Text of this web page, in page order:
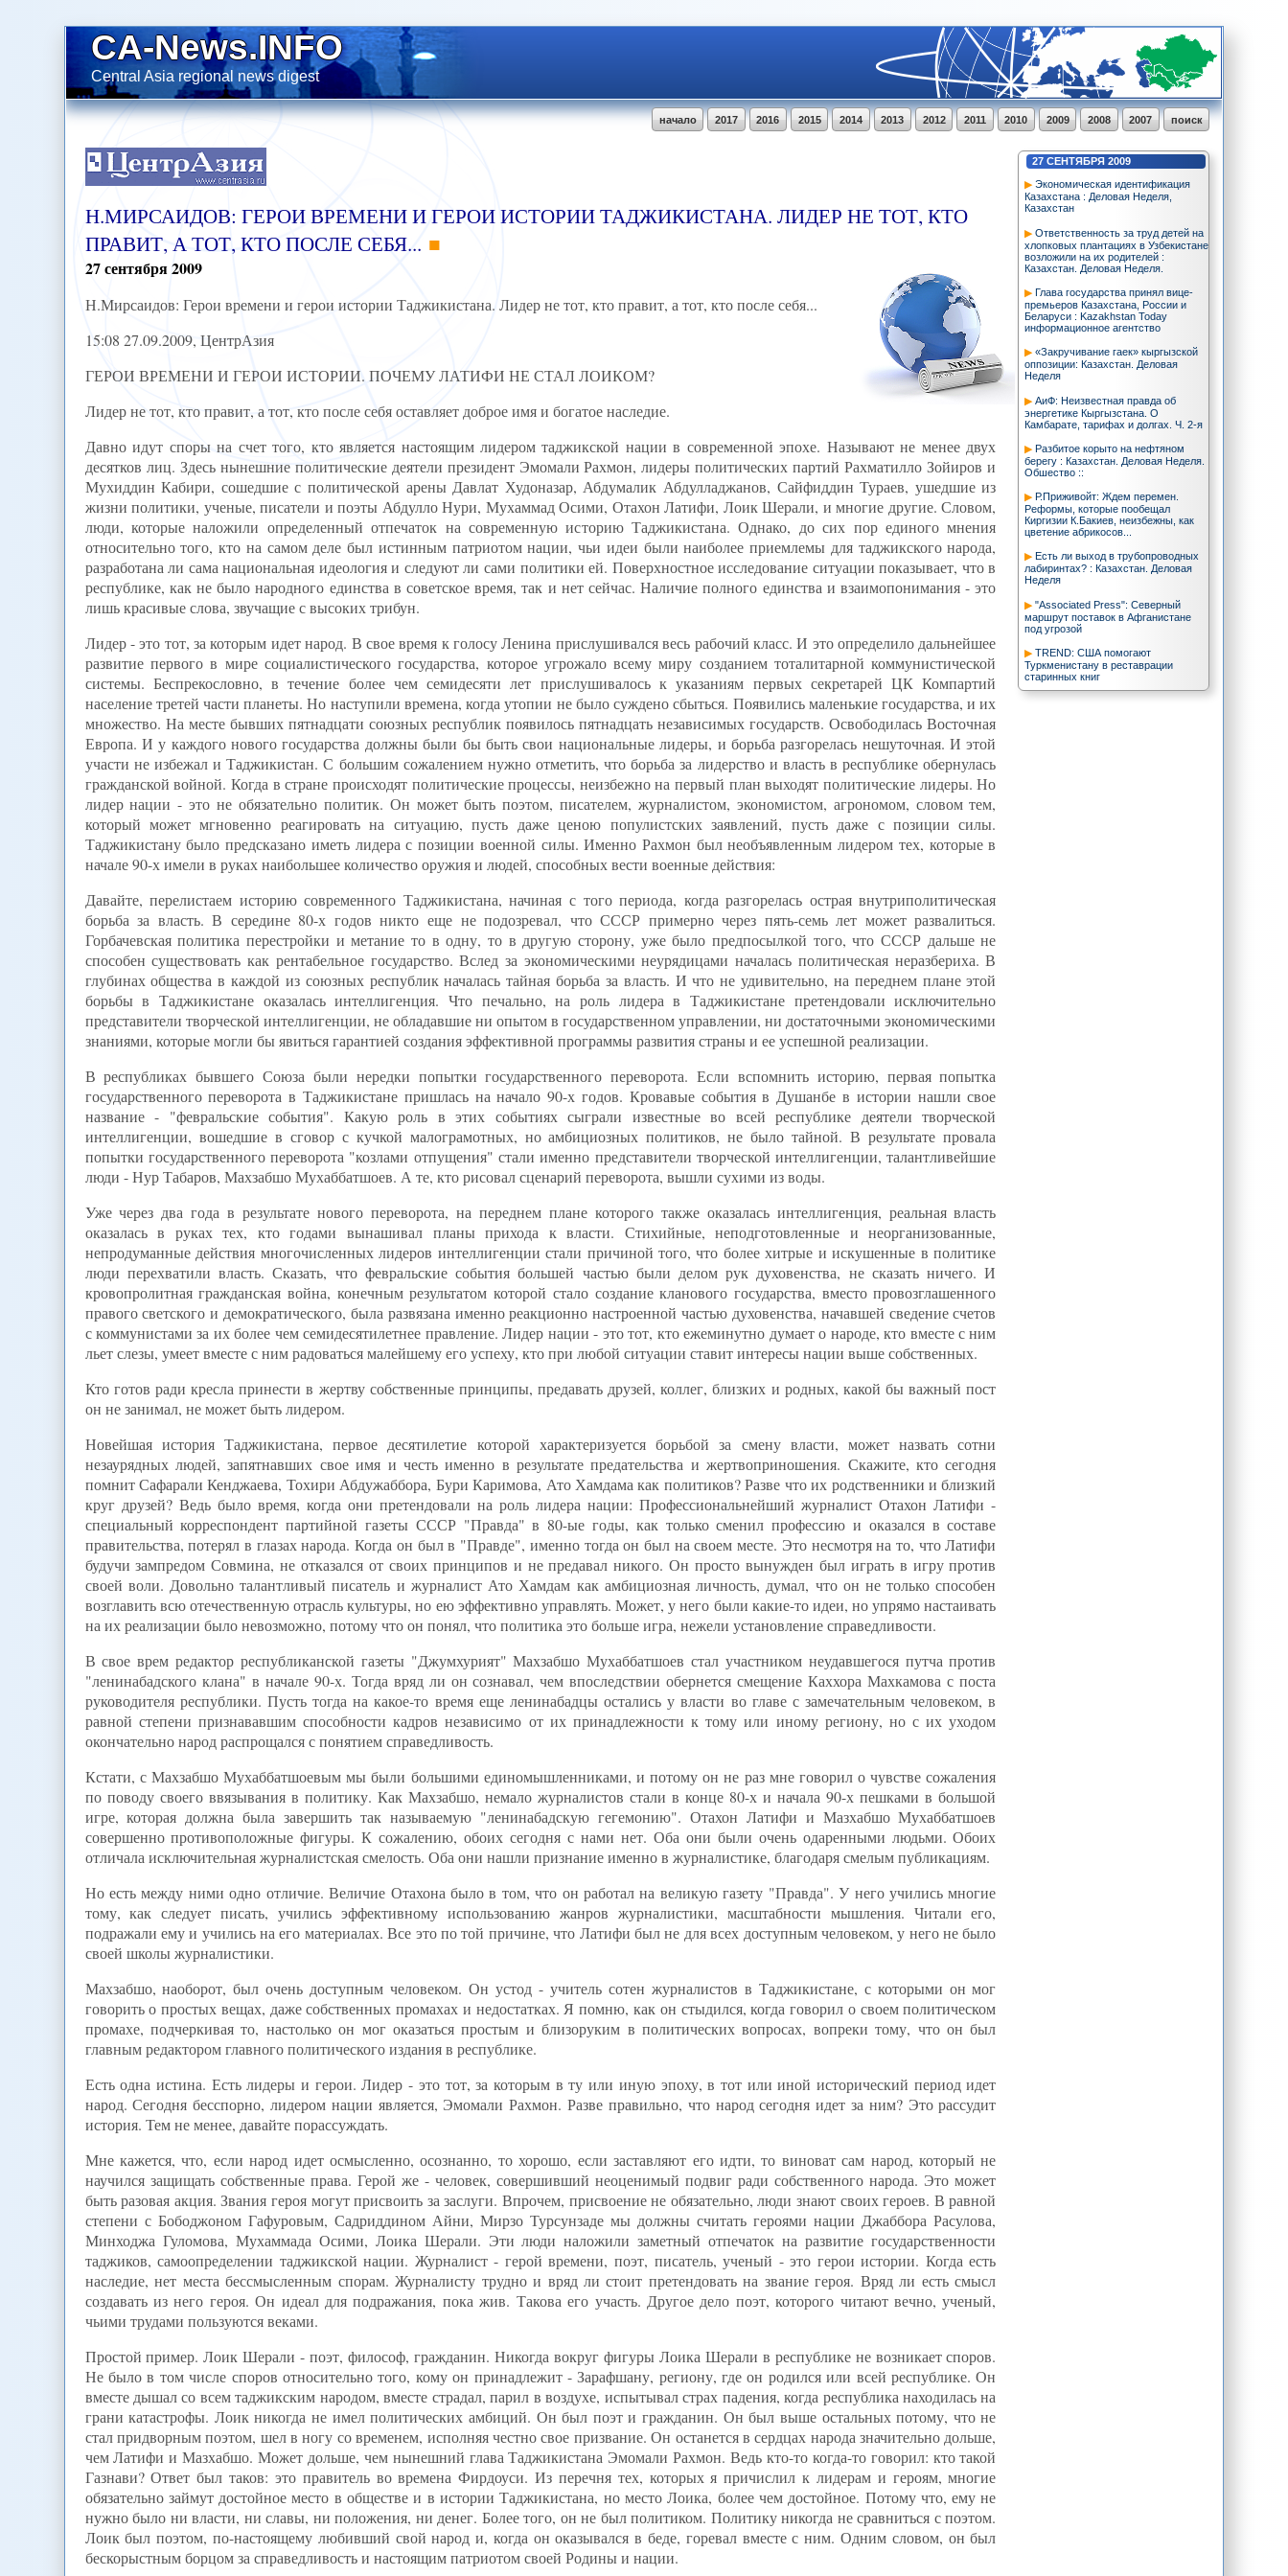
CA-News.INFO
Central Asia regional news digest
поиск
2007
2008
2009
2010
2011
2012
2013
2014
2015
2016
2017
начало
27 СЕНТЯБРЯ 2009
Экономическая идентификация
Казахстана : Деловая Неделя,
Казахстан
Ответственность за труд детей на
хлопковых плантациях в Узбекистане
возложили на их родителей :
Казахстан. Деловая Неделя.
Глава государства принял вице-
премьеров Казахстана, России и
Беларуси : Kazakhstan Today
информационное агентство
«Закручивание гаек» кыргызской
оппозиции: Казахстан. Деловая
Неделя
АиФ: Неизвестная правда об
энергетике Кыргызстана. О
Камбарате, тарифах и долгах. Ч. 2-я
Разбитое корыто на нефтяном
берегу : Казахстан. Деловая Неделя.
Обшество ::
Р.Приживойт: Ждем перемен.
Реформы, которые пообещал
Киргизии К.Бакиев, неизбежны, как
цветение абрикосов...
Есть ли выход в трубопроводных
лабиринтах? : Казахстан. Деловая
Неделя
"Associated Press": Северный
маршрут поставок в Афганистане
под угрозой
TREND: США помогают
Туркменистану в реставрации
старинных книг
Н.МИРСАИДОВ: ГЕРОИ ВРЕМЕНИ И ГЕРОИ ИСТОРИИ ТАДЖИКИСТАНА. ЛИДЕР НЕ ТОТ, КТО
ПРАВИТ, А ТОТ, КТО ПОСЛЕ СЕБЯ...
27сентября2009
Н.Мирсаидов: Герои времени и герои истории Таджикистана. Лидер не тот, кто правит, а тот, кто после себя...
15:08 27.09.2009, ЦентрАзия
ГЕРОИ ВРЕМЕНИ И ГЕРОИ ИСТОРИИ. ПОЧЕМУ ЛАТИФИ НЕ СТАЛ ЛОИКОМ?
Лидер не тот, кто правит, а тот, кто после себя оставляет доброе имя и богатое наследие.
Давно идут споры на счет того, кто является настоящим лидером таджикской нации в современной эпохе. Называют не менее двух
десятков лиц. Здесь нынешние политические деятели президент Эмомали Рахмон, лидеры политических партий Рахматилло Зойиров и
Мухиддин Кабири, сошедшие с политической арены Давлат Худоназар, Абдумалик Абдулладжанов, Сайфиддин Тураев, ушедшие из
жизни политики, ученые, писатели и поэты Абдулло Нури, Мухаммад Осими, Отахон Латифи, Лоик Шерали, и многие другие. Словом,
люди, которые наложили определенный отпечаток на современную историю Таджикистана. Однако, до сих пор единого мнения
относительно того, кто на самом деле был истинным патриотом нации, чьи идеи были наиболее приемлемы для таджикского народа,
разработана ли сама национальная идеология и следуют ли сами политики ей. Поверхностное исследование ситуации показывает, что в
республике, как не было народного единства в советское время, так и нет сейчас. Наличие полного единства и взаимопонимания - это
лишь красивые слова, звучащие с высоких трибун.
Лидер - это тот, за которым идет народ. В свое время к голосу Ленина прислушивался весь рабочий класс. И это определило дальнейшее
развитие первого в мире социалистического государства, которое угрожало всему миру созданием тоталитарной коммунистической
системы. Беспрекословно, в течение более чем семидесяти лет прислушивалось к указаниям первых секретарей ЦК Компартий
население третей части планеты. Но наступили времена, когда утопии не было суждено сбыться. Появились маленькие государства, и их
множество. На месте бывших пятнадцати союзных республик появилось пятнадцать независимых государств. Освободилась Восточная
Европа. И у каждого нового государства должны были бы быть свои национальные лидеры, и борьба разгорелась нешуточная. И этой
участи не избежал и Таджикистан. С большим сожалением нужно отметить, что борьба за лидерство и власть в республике обернулась
гражданской войной. Когда в стране происходят политические процессы, неизбежно на первый план выходят политические лидеры. Но
лидер нации - это не обязательно политик. Он может быть поэтом, писателем, журналистом, экономистом, агрономом, словом тем,
который может мгновенно реагировать на ситуацию, пусть даже ценою популистских заявлений, пусть даже с позиции силы.
Таджикистану было предсказано иметь лидера с позиции военной силы. Именно Рахмон был необъявленным лидером тех, которые в
начале 90-х имели в руках наибольшее количество оружия и людей, способных вести военные действия:
Давайте, перелистаем историю современного Таджикистана, начиная с того периода, когда разгорелась острая внутриполитическая
борьба за власть. В середине 80-х годов никто еще не подозревал, что СССР примерно через пять-семь лет может развалиться.
Горбачевская политика перестройки и метание то в одну, то в другую сторону, уже было предпосылкой того, что СССР дальше не
способен существовать как рентабельное государство. Вслед за экономическими неурядицами началась политическая неразбериха. В
глубинах общества в каждой из союзных республик началась тайная борьба за власть. И что не удивительно, на переднем плане этой
борьбы в Таджикистане оказалась интеллигенция. Что печально, на роль лидера в Таджикистане претендовали исключительно
представители творческой интеллигенции, не обладавшие ни опытом в государственном управлении, ни достаточными экономическими
знаниями, которые могли бы явиться гарантией создания эффективной программы развития страны и ее успешной реализации.
В республиках бывшего Союза были нередки попытки государственного переворота. Если вспомнить историю, первая попытка
государственного переворота в Таджикистане пришлась на начало 90-х годов. Кровавые события в Душанбе в истории нашли свое
название - "февральские события". Какую роль в этих событиях сыграли известные во всей республике деятели творческой
интеллигенции, вошедшие в сговор с кучкой малограмотных, но амбициозных политиков, не было тайной. В результате провала
попытки государственного переворота "козлами отпущения" стали именно представители творческой интеллигенции, талантливейшие
люди - Нур Табаров, Махзабшо Мухаббатшоев. А те, кто рисовал сценарий переворота, вышли сухими из воды.
Уже через два года в результате нового переворота, на переднем плане которого также оказалась интеллигенция, реальная власть
оказалась в руках тех, кто годами вынашивал планы прихода к власти. Стихийные, неподготовленные и неорганизованные,
непродуманные действия многочисленных лидеров интеллигенции стали причиной того, что более хитрые и искушенные в политике
люди перехватили власть. Сказать, что февральские события большей частью были делом рук духовенства, не сказать ничего. И
кровопролитная гражданская война, конечным результатом которой стало создание кланового государства, вместо провозглашенного
правого светского и демократического, была развязана именно реакционно настроенной частью духовенства, начавшей сведение счетов
с коммунистами за их более чем семидесятилетнее правление. Лидер нации - это тот, кто ежеминутно думает о народе, кто вместе с ним
льет слезы, умеет вместе с ним радоваться малейшему его успеху, кто при любой ситуации ставит интересы нации выше собственных.
Кто готов ради кресла принести в жертву собственные принципы, предавать друзей, коллег, близких и родных, какой бы важный пост
он не занимал, не может быть лидером.
Новейшая история Таджикистана, первое десятилетие которой характеризуется борьбой за смену власти, может назвать сотни
незаурядных людей, запятнавших свое имя и честь именно в результате предательства и жертвоприношения. Скажите, кто сегодня
помнит Сафарали Кенджаева, Тохири Абдужаббора, Бури Каримова, Ато Хамдама как политиков? Разве что их родственники и близкий
круг друзей? Ведь было время, когда они претендовали на роль лидера нации: Профессиональнейший журналист Отахон Латифи -
специальный корреспондент партийной газеты СССР "Правда" в 80-ые годы, как только сменил профессию и оказался в составе
правительства, потерял в глазах народа. Когда он был в "Правде", именно тогда он был на своем месте. Это несмотря на то, что Латифи
будучи зампредом Совмина, не отказался от своих принципов и не предавал никого. Он просто вынужден был играть в игру против
своей воли. Довольно талантливый писатель и журналист Ато Хамдам как амбициозная личность, думал, что он не только способен
возглавить всю отечественную отрасль культуры, но ею эффективно управлять. Может, у него были какие-то идеи, но упрямо настаивать
на их реализации было невозможно, потому что он понял, что политика это больше игра, нежели установление справедливости.
В свое врем редактор республиканской газеты "Джумхурият" Махзабшо Мухаббатшоев стал участником неудавшегося путча против
"ленинабадского клана" в начале 90-х. Тогда вряд ли он сознавал, чем впоследствии обернется смещение Каххора Махкамова с поста
руководителя республики. Пусть тогда на какое-то время еще ленинабадцы остались у власти во главе с замечательным человеком, в
равной степени признававшим способности кадров независимо от их принадлежности к тому или иному региону, но с их уходом
окончательно народ распрощался с понятием справедливость.
Кстати, с Махзабшо Мухаббатшоевым мы были большими единомышленниками, и потому он не раз мне говорил о чувстве сожаления
по поводу своего ввязывания в политику. Как Махзабшо, немало журналистов стали в конце 80-х и начала 90-х пешками в большой
игре, которая должна была завершить так называемую "ленинабадскую гегемонию". Отахон Латифи и Мазхабшо Мухаббатшоев
совершенно противоположные фигуры. К сожалению, обоих сегодня с нами нет. Оба они были очень одаренными людьми. Обоих
отличала исключительная журналистская смелость. Оба они нашли признание именно в журналистике, благодаря смелым публикациям.
Но есть между ними одно отличие. Величие Отахона было в том, что он работал на великую газету "Правда". У него учились многие
тому, как следует писать, учились эффективному использованию жанров журналистики, масштабности мышления. Читали его,
подражали ему и учились на его материалах. Все это по той причине, что Латифи был не для всех доступным человеком, у него не было
своей школы журналистики.
Махзабшо, наоборот, был очень доступным человеком. Он устод - учитель сотен журналистов в Таджикистане, с которыми он мог
говорить о простых вещах, даже собственных промахах и недостатках. Я помню, как он стыдился, когда говорил о своем политическом
промахе, подчеркивая то, настолько он мог оказаться простым и близоруким в политических вопросах, вопреки тому, что он был
главным редактором главного политического издания в республике.
Есть одна истина. Есть лидеры и герои. Лидер - это тот, за которым в ту или иную эпоху, в тот или иной исторический период идет
народ. Сегодня бесспорно, лидером нации является, Эмомали Рахмон. Разве правильно, что народ сегодня идет за ним? Это рассудит
история. Тем не менее, давайте порассуждать.
Мне кажется, что, если народ идет осмысленно, осознанно, то хорошо, если заставляют его идти, то виноват сам народ, который не
научился защищать собственные права. Герой же - человек, совершивший неоценимый подвиг ради собственного народа. Это может
быть разовая акция. Звания героя могут присвоить за заслуги. Впрочем, присвоение не обязательно, люди знают своих героев. В равной
степени с Бободжоном Гафуровым, Садриддином Айни, Мирзо Турсунзаде мы должны считать героями нации Джаббора Расулова,
Минходжа Гуломова, Мухаммада Осими, Лоика Шерали. Эти люди наложили заметный отпечаток на развитие государственности
таджиков, самоопределении таджикской нации. Журналист - герой времени, поэт, писатель, ученый - это герои истории. Когда есть
наследие, нет места бессмысленным спорам. Журналисту трудно и вряд ли стоит претендовать на звание героя. Вряд ли есть смысл
создавать из него героя. Он идеал для подражания, пока жив. Такова его участь. Другое дело поэт, которого читают вечно, ученый,
чьими трудами пользуются веками.
Простой пример. Лоик Шерали - поэт, философ, гражданин. Никогда вокруг фигуры Лоика Шерали в республике не возникает споров.
Не было в том числе споров относительно того, кому он принадлежит - Зарафшану, региону, где он родился или всей республике. Он
вместе дышал со всем таджикским народом, вместе страдал, парил в воздухе, испытывал страх падения, когда республика находилась на
грани катастрофы. Лоик никогда не имел политических амбиций. Он был поэт и гражданин. Он был выше остальных потому, что не
стал придворным поэтом, шел в ногу со временем, исполняя честно свое призвание. Он останется в сердцах народа значительно дольше,
чем Латифи и Мазхабшо. Может дольше, чем нынешний глава Таджикистана Эмомали Рахмон. Ведь кто-то когда-то говорил: кто такой
Газнави? Ответ был таков: это правитель во времена Фирдоуси. Из перечня тех, которых я причислил к лидерам и героям, многие
обязательно займут достойное место в обществе и в истории Таджикистана, но место Лоика, более чем достойное. Потому что, ему не
нужно было ни власти, ни славы, ни положения, ни денег. Более того, он не был политиком. Политику никогда не сравниться с поэтом.
Лоик был поэтом, по-настоящему любивший свой народ и, когда он оказывался в беде, горевал вместе с ним. Одним словом, он был
бескорыстным борцом за справедливость и настоящим патриотом своей Родины и нации.